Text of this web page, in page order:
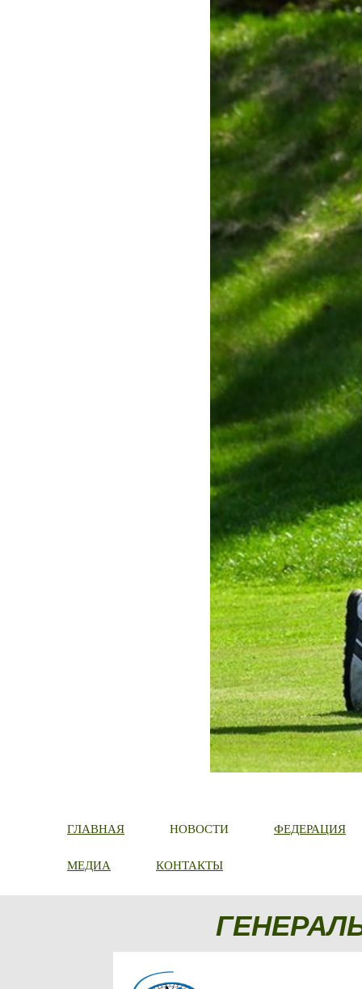
ГЛАВНАЯ НОВОСТИ ФЕДЕРАЦИЯ
МЕДИА КОНТАКТЫ